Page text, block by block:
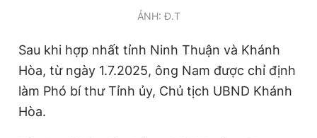
ẢNH: Đ.T
Sau khi hợp nhất tỉnh Ninh Thuận và Khánh
Hòa, từ ngày 1.7.2025, ông Nam được chỉ định
làm Phó bí thư Tỉnh ủy, Chủ tịch UBND Khánh
Hòa.